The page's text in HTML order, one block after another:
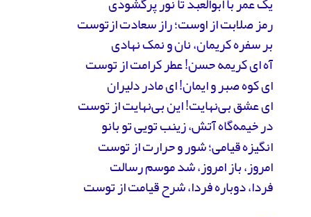
رمز صلابت از اوست؛ راز سعادت ازتوست
بر سفره‌ کریمان، نان و نمک نهادی
آه ای کریمه‌ حسن! عطر کرامت از توست
ای کوه صبر و ایمان! ای مادر دلیران
ای عشق بی‌‌نهایت! این بی‌نهایت از توست
در خیمه‌گاه آتش، زینب تویی تو بانو
انگیزه‌ قیامی؛ شور و حرارت از توست
امروز، باز امروز، شد موسم رسالت
فردا، دوباره فردا، شرح قیامت از توست